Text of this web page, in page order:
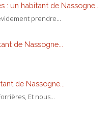
: un habitant de Nassogne...
prendre...
de Nassogne...
de Nassogne...
Et nous...